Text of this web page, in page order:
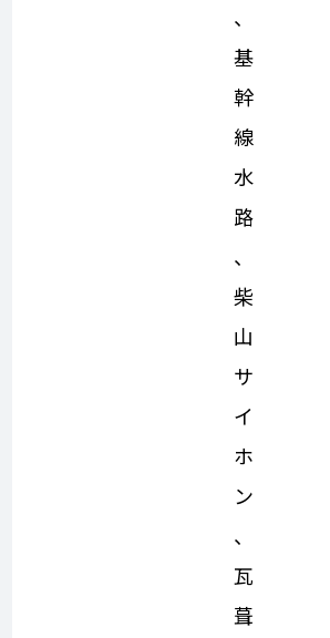
、
基
幹
線
水
路
、
柴
山
サ
イ
ホ
ン
、
瓦
葺